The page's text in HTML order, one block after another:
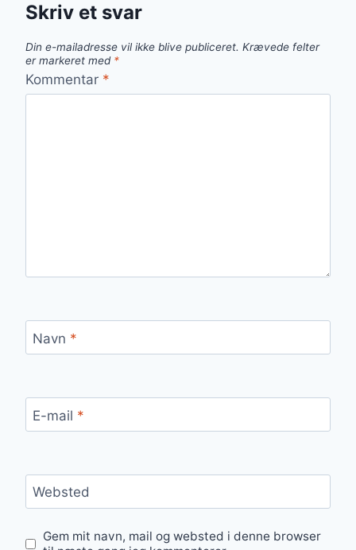
Skriv et svar
Din e-mailadresse vil ikke blive publiceret. Krævede felter
er markeret med *
Kommentar *
Navn *
E-mail *
Websted
Gem mit navn, mail og websted i denne browser